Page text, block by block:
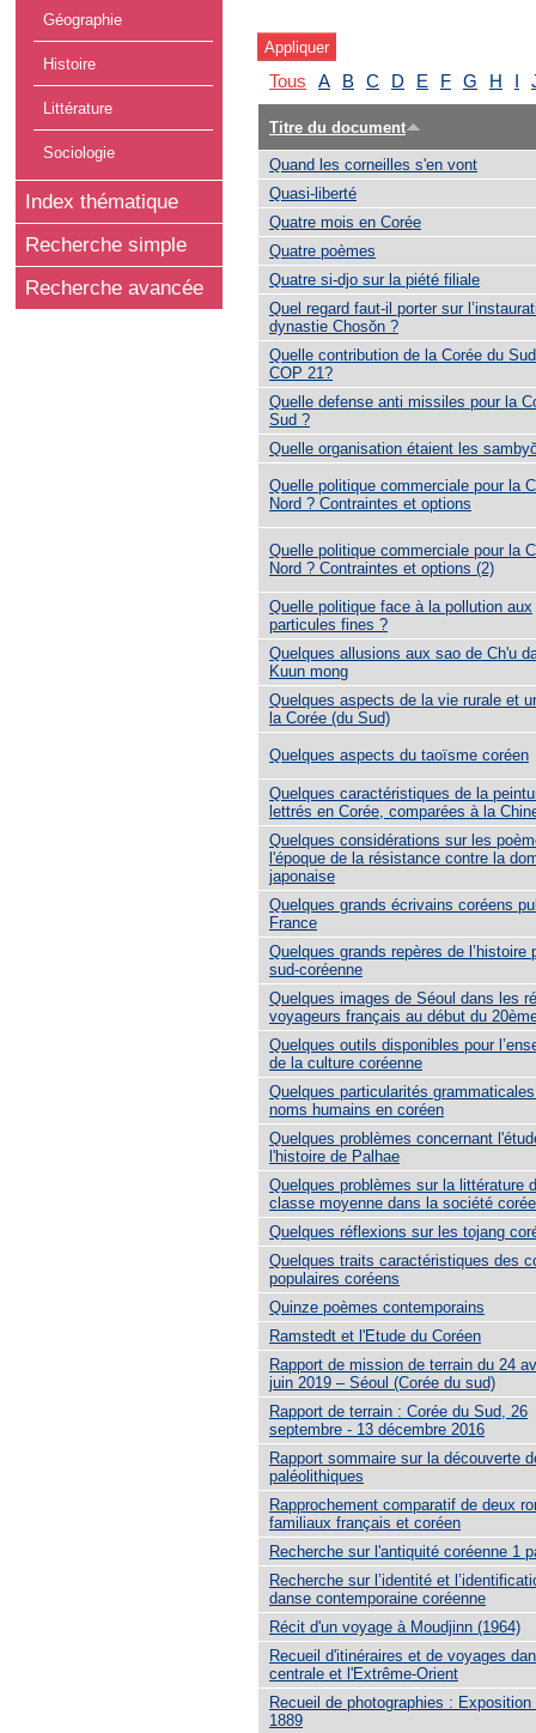
Géographie
Histoire
Littérature
Sociologie
Index thématique
Recherche simple
Recherche avancée
Tous A B C D E F G H I
Titre du document
Quand les corneilles s'en vont
Quasi-liberté
Quatre mois en Corée
Quatre poèmes
Quatre si-djo sur la piété filiale
Quel regard faut-il porter sur
dynastie Chosŏn ?
Quelle contribution de la Corée du
COP 21?
Quelle defense anti missiles pour la
Sud ?
Quelle organisation étaient les
Quelle politique commerciale pour la
Nord ? Contraintes et options
Quelle politique commerciale pour la
Nord ? Contraintes et options (2)
Quelle politique face à la pollution aux
particules fines ?
Quelques allusions aux sao de Ch'u
Kuun mong
Quelques aspects de la vie rurale et
la Corée (du Sud)
Quelques aspects du taoïsme coréen
Quelques caractéristiques de la
lettrés en Corée, comparées à la
Quelques considérations sur les
l'époque de la résistance contre la
japonaise
Quelques grands écrivains coréens
France
Quelques grands repères de l’histoire
sud-coréenne
Quelques images de Séoul dans les
voyageurs français au début du
Quelques outils disponibles pour
de la culture coréenne
Quelques particularités
noms humains en coréen
Quelques problèmes concernant
l'histoire de Palhae
Quelques problèmes sur la littérature
classe moyenne dans la société
Quelques réflexions sur les tojang
Quelques traits caractéristiques des
populaires coréens
Quinze poèmes contemporains
Ramstedt et l'Etude du Coréen
Rapport de mission de terrain du 24
juin 2019 – Séoul (Corée du sud)
Rapport de terrain : Corée du Sud, 26
septembre - 13 décembre 2016
Rapport sommaire sur la découverte
paléolithiques
Rapprochement comparatif de deux
familiaux français et coréen
Recherche sur l'antiquité coréenne 1
Recherche sur l’identité et
danse contemporaine coréenne
Récit d'un voyage à Moudjinn (1964)
Recueil d'itinéraires et de voyages
centrale et l'Extrême-Orient
Recueil de photographies : Exposition
1889